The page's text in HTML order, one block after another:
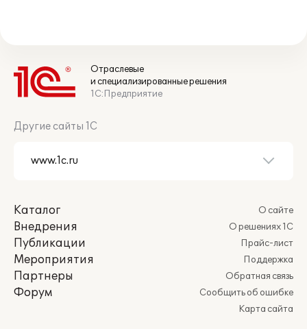
Отраслевые
и специализированные решения
1С:Предприятие
Другие сайты 1С
Каталог
Внедрения
Публикации
Мероприятия
Партнеры
Форум
О сайте
О решениях 1С
Прайс-лист
Поддержка
Обратная связь
Сообщить об ошибке
Карта сайта